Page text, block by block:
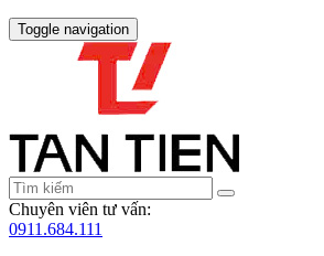
Toggle navigation
Chuyên viên tư vấn:
0911.684.111